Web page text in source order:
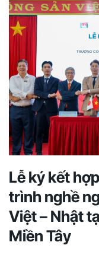
Lễ ký kết
trình nghề
Việt – Nhật
Miền Tây